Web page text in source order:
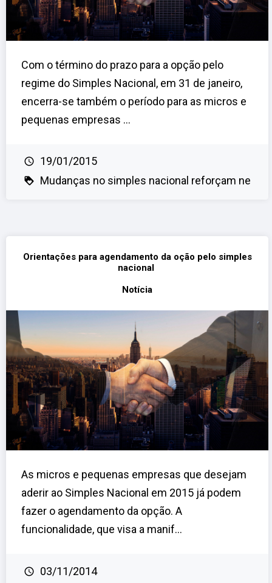
Com o término do prazo para a opção pelo
regime do Simples Nacional, em 31 de janeiro,
encerra-se também o período para as micros e
pequenas empresas ...
19/01/2015
Mudanças no simples nacional reforçam ne
Orientações para agendamento da oção pelo simples
nacional
Notícia
As micros e pequenas empresas que desejam
aderir ao Simples Nacional em 2015 já podem
fazer o agendamento da opção. A
funcionalidade, que visa a manif...
03/11/2014